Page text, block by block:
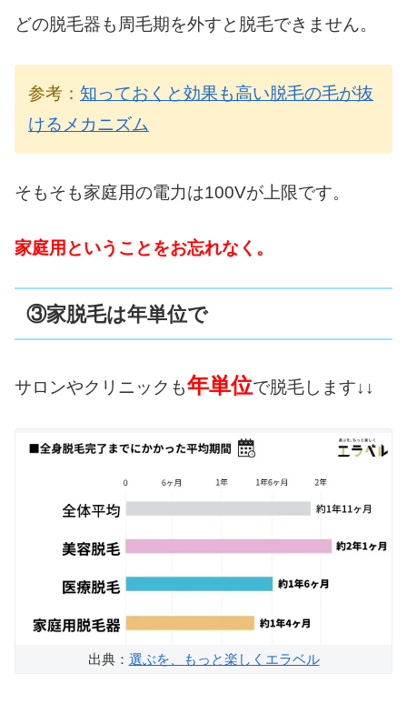
どの脱毛器も周毛期を外すと脱毛できません。
参考： 知っておくと効果も高い脱毛の毛が抜
けるメカニズム
そもそも家庭用の電力は100Vが上限です。
家庭用ということをお忘れなく。
③家脱毛は年単位で
サロンやクリニックも年単位で脱毛します↓↓
出典： 選ぶを、もっと楽しくエラベル